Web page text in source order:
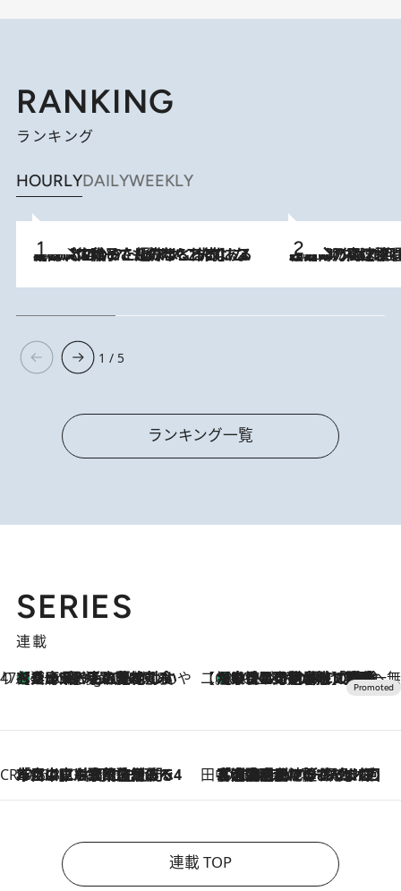
RANKING
ランキング
HOURLYDAILYWEEKLY
2026.8.5
【阿川佐和子さんの年とる力】なぜ70代で始めた趣味は“こんなに楽しい”のか？ ピアノ、俳句…スランプに陥っても続けられる“ある秘訣”とは 2026.8.7
「湘南乃風に憧れて」観客大盛上がりの“タオル回し”に、ラッパー顔負けの高速歌唱まで…さだまさし（74）のアグレッシブすぎる現在地
1 / 5
ランキング一覧
SERIES
連載
47都道府県の手みやげ ひんやりスイーツで夏を満喫
1 Hour Ago
【兵庫県】この夏絶対食べたい 冷やしておいしいおやつ3選 淡路島の恵みをジェラートに集約 【CREA×星野リゾート】唯一無二。癒しと発見が待つ場所へ
2026.8.7
【トンボの足水浴】ヒノキの香りに包まれて涼感マックス！約13℃の湧水かけ流しを避暑地「星野温泉 トンボの湯」で体験
CREA'S CHOICE
2026.8.7
「立川にも歌舞伎があるんだよ」 片岡仁左衛門・市川中車ら豪華座組みで4年目の立川立飛歌舞伎へ 田中稲の勝手に再ブーム
2026.8.7
「湘南乃風に憧れて」観客大盛上がりの“タオル回し”に、ラッパー顔負けの高速歌唱まで…さだまさし（74）のアグレッシブすぎる現在地
連載 TOP